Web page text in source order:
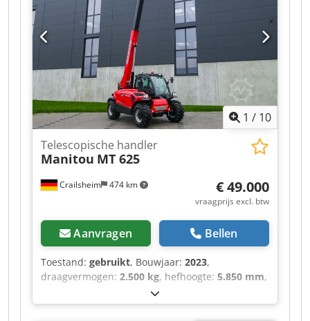
Gevulkaniseerde massief rubberen banden ·
Aandrijfwielen (voor/achter): 2/2 · Stuurwielen
(voor/achter): 2/2 · Geremde wielen/wielen: 2/2 ·
Fabrikant/motormodel: Yanmar - 3TNV88C-DMU ·
Motorstandaard: Stage V · Nominaal vermogen /
vermogen van de verbrandingsmotor: 36,20 pk /
27,50 kW · Bodemdruk: 18,20 dan/cm2 ·
Hydraulische druk: 400 bar · Inhoud
hydraulische tank: 94 l · Inhoud brandstoftank:
72 liter · Omgevingsgeluid (LwA): < 106 dB
1 / 10
Crailsheim 474 km
Telescopische handler
Manitou MT 625
€ 49.000
vraagprijs excl. btw
Aanvragen Bellen
Toestand: gebruikt, Bouwjaar: 2023,
draagvermogen: 2.500 kg, hefhoogte: 5.850 mm,
, totale lengte:
・Maximaal zijdelings bereik: 3,40 m ・